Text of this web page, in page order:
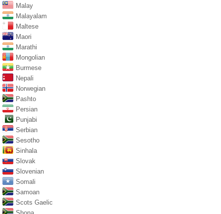
Malay
Malayalam
Maltese
Maori
Marathi
Mongolian
Burmese
Nepali
Norwegian
Pashto
Persian
Punjabi
Serbian
Sesotho
Sinhala
Slovak
Slovenian
Somali
Samoan
Scots Gaelic